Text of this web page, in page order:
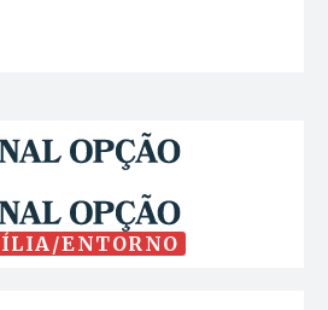
ENTORNO